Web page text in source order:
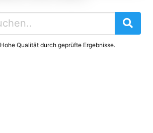
Hohe Qualität durch geprüfte Ergebnisse.